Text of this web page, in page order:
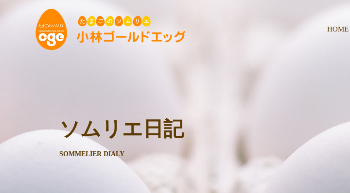
HOME
ソムリエ日記
SOMMELIER DIALY